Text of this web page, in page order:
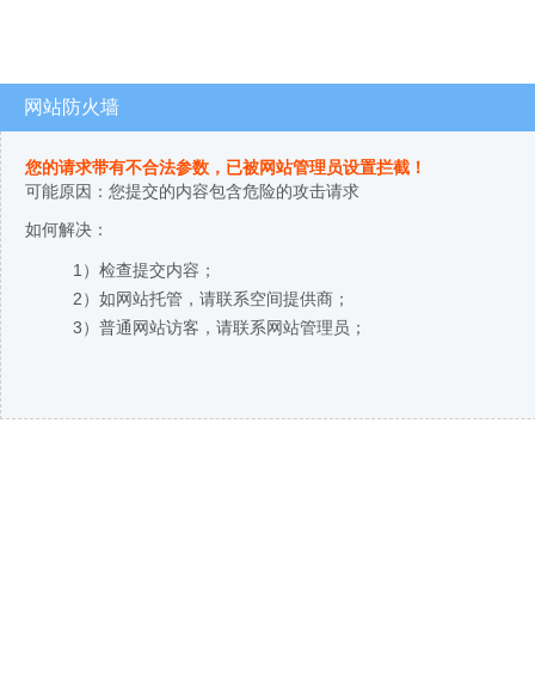
网站防火墙
您的请求带有不合法参数，已被网站管理员设置拦截！
可能原因：您提交的内容包含危险的攻击请求
如何解决：
1）检查提交内容；
2）如网站托管，请联系空间提供商；
3）普通网站访客，请联系网站管理员；